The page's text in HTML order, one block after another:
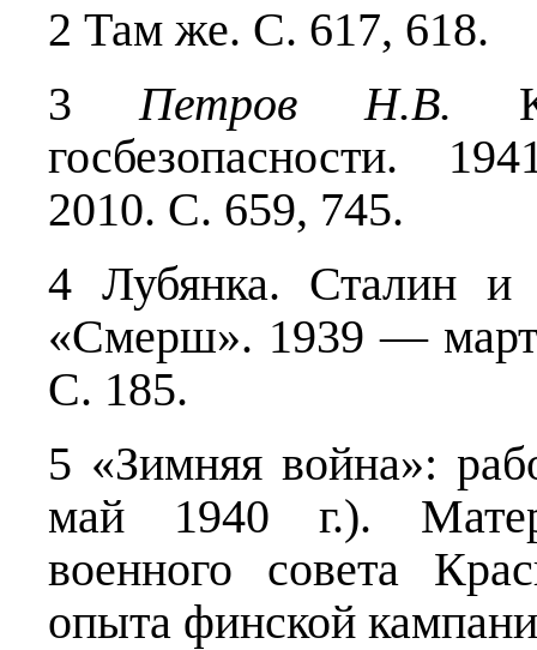
2 Там же. С. 617, 618.
3 Петров Н.В.
госбезопасности.
2010. С. 659, 745.
4 Лубянка.
«Смерш». 1939 —
С. 185.
5 «Зимняя война»:
май 1940 г.).
военного совета
опыта финской